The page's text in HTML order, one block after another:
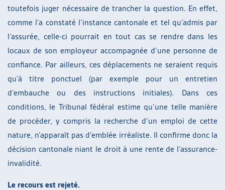
toutefois juger nécessaire de trancher la question. En effet,
comme l’a constaté l’instance cantonale et tel qu’admis par
l’assurée, celle-ci pourrait en tout cas se rendre dans les
locaux de son employeur accompagnée d’une personne de
confiance. Par ailleurs, ces déplacements ne seraient requis
qu’à titre ponctuel (par exemple pour un entretien
d’embauche ou des instructions initiales). Dans ces
conditions, le Tribunal fédéral estime qu’une telle manière
de procéder, y compris la recherche d’un emploi de cette
nature, n’apparaît pas d’emblée irréaliste. Il confirme donc la
décision cantonale niant le droit à une rente de l’assurance-
invalidité.
Le recours est rejeté.